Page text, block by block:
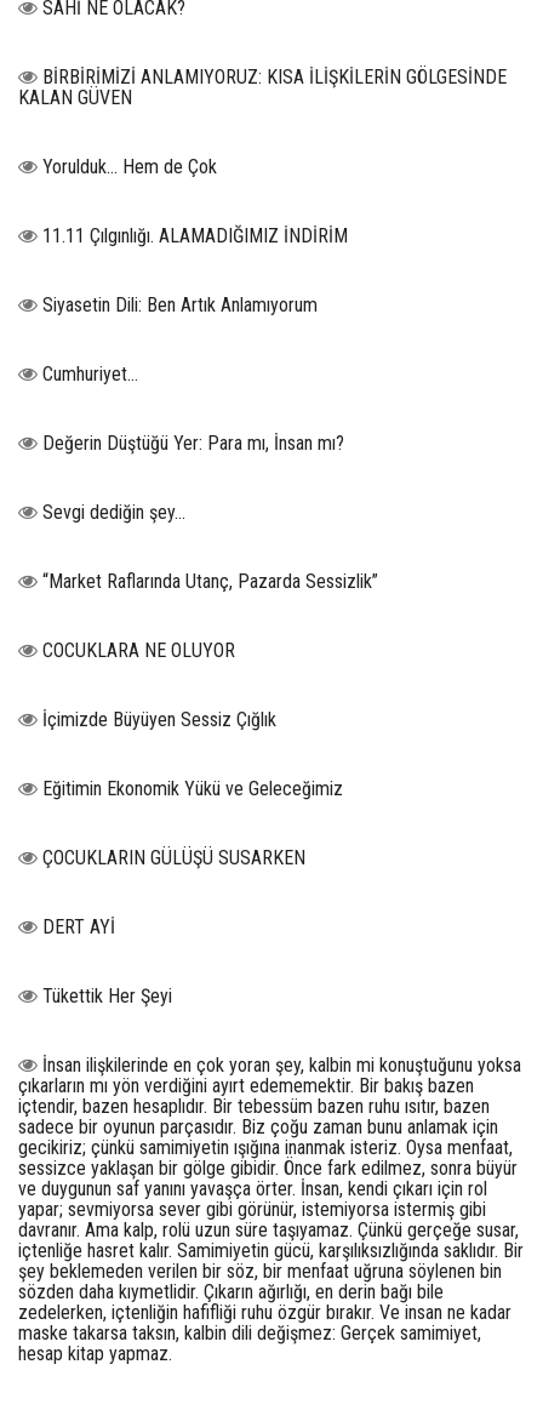
SAHİ NE OLACAK?
BİRBİRİMİZİ ANLAMIYORUZ: KISA İLİŞKİLERİN GÖLGESİNDE
KALAN GÜVEN
Yorulduk… Hem de Çok
11.11 Çılgınlığı. ALAMADIĞIMIZ İNDİRİM
Siyasetin Dili: Ben Artık Anlamıyorum
Cumhuriyet…
Değerin Düştüğü Yer: Para mı, İnsan mı?
Sevgi dediğin şey…
“Market Raflarında Utanç, Pazarda Sessizlik”
COCUKLARA NE OLUYOR
İçimizde Büyüyen Sessiz Çığlık
Eğitimin Ekonomik Yükü ve Geleceğimiz
ÇOCUKLARIN GÜLÜŞÜ SUSARKEN
DERT AYİ
Tükettik Her Şeyi
İnsan ilişkilerinde en çok yoran şey, kalbin mi konuştuğunu yoksa
çıkarların mı yön verdiğini ayırt edememektir. Bir bakış bazen
içtendir, bazen hesaplıdır. Bir tebessüm bazen ruhu ısıtır, bazen
sadece bir oyunun parçasıdır. Biz çoğu zaman bunu anlamak için
gecikiriz; çünkü samimiyetin ışığına inanmak isteriz. Oysa menfaat,
sessizce yaklaşan bir gölge gibidir. Önce fark edilmez, sonra büyür
ve duygunun saf yanını yavaşça örter. İnsan, kendi çıkarı için rol
yapar; sevmiyorsa sever gibi görünür, istemiyorsa istermiş gibi
davranır. Ama kalp, rolü uzun süre taşıyamaz. Çünkü gerçeğe susar,
içtenliğe hasret kalır. Samimiyetin gücü, karşılıksızlığında saklıdır. Bir
şey beklemeden verilen bir söz, bir menfaat uğruna söylenen bin
sözden daha kıymetlidir. Çıkarın ağırlığı, en derin bağı bile
zedelerken, içtenliğin hafifliği ruhu özgür bırakır. Ve insan ne kadar
maske takarsa taksın, kalbin dili değişmez: Gerçek samimiyet,
hesap kitap yapmaz.